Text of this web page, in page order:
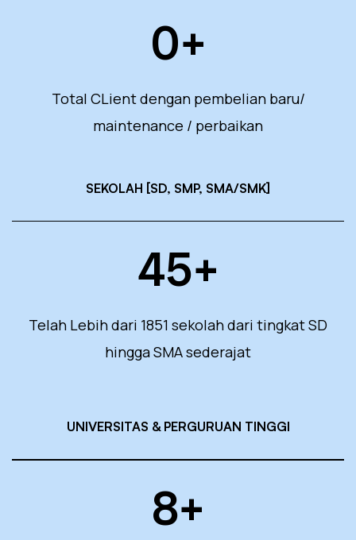
0+
Total CLient dengan pembelian baru/
maintenance / perbaikan
SEKOLAH [SD, SMP, SMA/SMK]
45+
Telah Lebih dari 1851 sekolah dari tingkat SD
hingga SMA sederajat
UNIVERSITAS & PERGURUAN TINGGI
8+